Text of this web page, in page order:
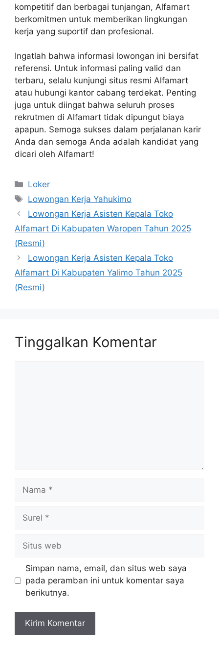
kompetitif dan berbagai tunjangan, Alfamart
berkomitmen untuk memberikan lingkungan
kerja yang suportif dan profesional.
Ingatlah bahwa informasi lowongan ini bersifat
referensi. Untuk informasi paling valid dan
terbaru, selalu kunjungi situs resmi Alfamart
atau hubungi kantor cabang terdekat. Penting
juga untuk diingat bahwa seluruh proses
rekrutmen di Alfamart tidak dipungut biaya
apapun. Semoga sukses dalam perjalanan karir
Anda dan semoga Anda adalah kandidat yang
dicari oleh Alfamart!
Kategori
Loker
Tag
Lowongan Kerja Yahukimo
Lowongan Kerja Asisten Kepala Toko
Alfamart Di Kabupaten Waropen Tahun 2025
(Resmi)
Lowongan Kerja Asisten Kepala Toko
Alfamart Di Kabupaten Yalimo Tahun 2025
(Resmi)
Tinggalkan Komentar
Nama
Surel
Situs
web
Simpan nama, email, dan situs web saya
pada peramban ini untuk komentar saya
berikutnya.